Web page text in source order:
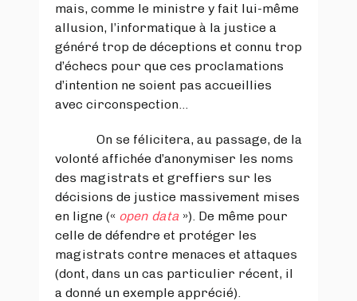
mais, comme le ministre y fait lui-même
allusion, l’informatique à la justice a
généré trop de déceptions et connu trop
d’échecs pour que ces proclamations
d’intention ne soient pas accueillies
avec circonspection…
On se félicitera, au passage, de la
volonté affichée d’anonymiser les noms
des magistrats et greffiers sur les
décisions de justice massivement mises
en ligne (« open data »). De même pour
celle de défendre et protéger les
magistrats contre menaces et attaques
(dont, dans un cas particulier récent, il
a donné un exemple apprécié).